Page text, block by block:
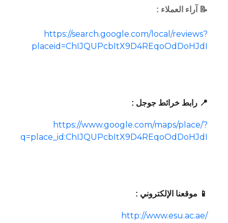
📝 آراء العملاء :
https://search.google.com/local/reviews?
placeid=ChIJQUPcbItX9D4REqoOdDoHJdI
📍 رابط خرائط جوجل :
https://www.google.com/maps/place/?
q=place_id:ChIJQUPcbItX9D4REqoOdDoHJdI
📱 موقعنا الإلكتروني :
http://www.esu.ac.ae/